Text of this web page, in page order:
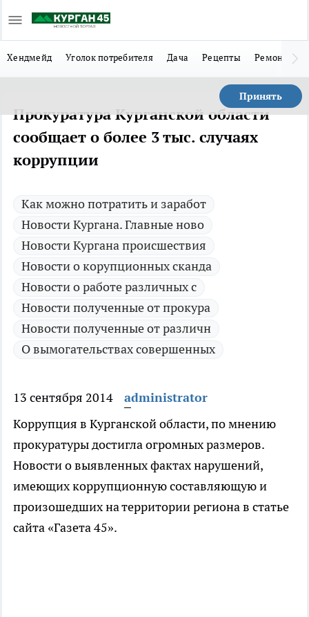
Хендмейд Уголок потребителя Дача Рецепты Ремонт
Принять
Прокуратура Курганской области
сообщает о более 3 тыс. случаях
коррупции
Как можно потратить и заработ
Новости Кургана. Главные ново
Новости Кургана происшествия
Новости о корупционных сканда
Новости о работе различных с
Новости полученные от прокура
Новости полученные от различн
О вымогательствах совершенных
13 сентября 2014
administrator
Коррупция в Курганской области, по мнению
прокуратуры достигла огромных размеров.
Новости о выявленных фактах нарушений,
имеющих коррупционную составляющую и
произошедших на территории региона в статье
сайта «Газета 45».